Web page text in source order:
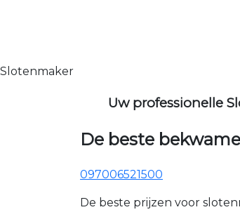
Slotenmaker
Uw professionelle
De beste
097006521500
De beste prijzen voor